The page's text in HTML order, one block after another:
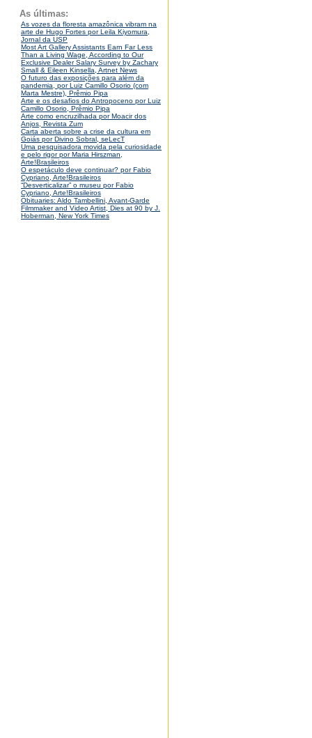
As últimas:
As vozes da floresta amazônica vibram na
arte de Hugo Fortes por Leila Kiyomura,
Jornal da USP
Most Art Gallery Assistants Earn Far Less
Than a Living Wage, According to Our
Exclusive Dealer Salary Survey by Zachary
Small & Eileen Kinsella, Artnet News
O futuro das exposições para além da
pandemia, por Luiz Camillo Osorio (com
Marta Mestre), Prêmio Pipa
Arte e os desafios do Antropoceno por Luiz
Camillo Osorio, Prêmio Pipa
Arte como encruzilhada por Moacir dos
Anjos, Revista Zum
Carta aberta sobre a crise da cultura em
Goiás por Divino Sobral, seLecT
Uma pesquisadora movida pela curiosidade
e pelo rigor por Maria Hirszman,
Arte!Brasileiros
O espetáculo deve continuar? por Fabio
Cypriano, Arte!Brasileiros
“Desverticalizar” o museu por Fabio
Cypriano, Arte!Brasileiros
Obituaries: Aldo Tambellini, Avant-Garde
Filmmaker and Video Artist, Dies at 90 by J.
Hoberman, New York Times